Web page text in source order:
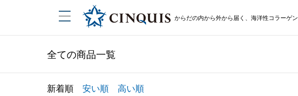
からだの内から外から届く、海洋性コラーゲン
全ての商品一覧
新着順 安い順 高い順